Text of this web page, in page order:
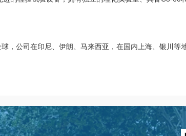
公司在印尼、伊朗、马来西亚，在国内上海、银川等